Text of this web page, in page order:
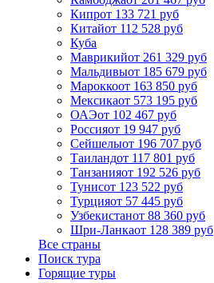
Кипрот 133 721 руб
Китайот 112 528 руб
Куба
Маврикийот 261 329 руб
Мальдивыот 185 679 руб
Мароккоот 163 850 руб
Мексикаот 573 195 руб
ОАЭот 102 467 руб
Россияот 19 947 руб
Сейшелыот 196 707 руб
Таиландот 117 801 руб
Танзанияот 192 526 руб
Тунисот 123 522 руб
Турцияот 57 445 руб
Узбекистанот 88 360 руб
Шри-Ланкаот 128 389 руб
Все страны
Поиск тура
Горящие туры